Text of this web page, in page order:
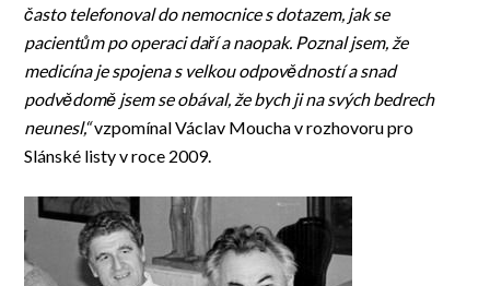
často telefonoval do nemocnice s dotazem, jak se
pacientům po operaci daří a naopak. Poznal jsem, že
medicína je spojena s velkou odpovědností a snad
podvědomě jsem se obával, že bych ji na svých bedrech
neunesl,“vzpomínal Václav Moucha v rozhovoru pro
Slánské listy v roce 2009.